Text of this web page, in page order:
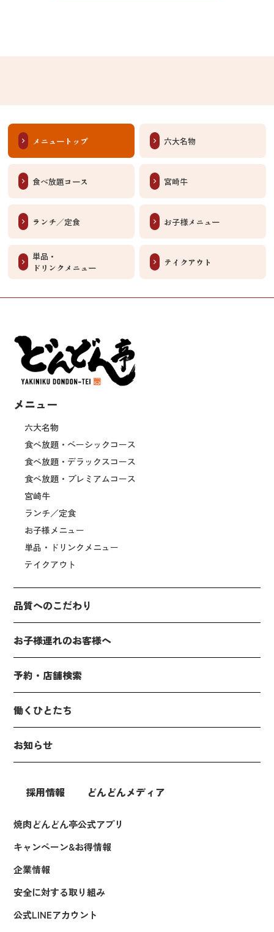
メニュートップ 六大名物
食べ放題コース 宮崎牛
ランチ／定食 お子様メニュー
単品・
ドリンクメニュー
テイクアウト
メニュー
六大名物
食べ放題・ベーシックコース
食べ放題・デラックスコース
食べ放題・プレミアムコース
宮崎牛
ランチ／定食
お子様メニュー
単品・ドリンクメニュー
テイクアウト
品質へのこだわり
お子様連れのお客様へ
予約・店舗検索
働くひとたち
お知らせ
採用情報 どんどんメディア
焼肉どんどん亭公式アプリ
キャンペーン&お得情報
企業情報
安全に対する取り組み
公式LINEアカウント